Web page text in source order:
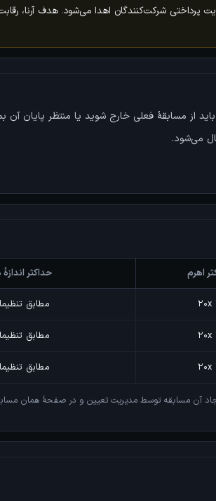
شرکت‌کنندگان اهدا می‌شود. هدف آرنا،
از مسابقهٔ فعلی خارج شوید یا منتظر پایان آن
می‌شود.
اهرم حداکثر
مطابق
مطابق
مطابق
آن مسابقه توسط مدیریت تعیین و در صفحهٔ همان